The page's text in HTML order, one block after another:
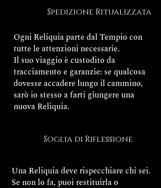
Spedizione Ritualizzata
Ogni Reliquia parte dal Tempio con
tutte le attenzioni necessarie.
Il suo viaggio è custodito da
tracciamento e garanzie: se qualcosa
dovesse accadere lungo il cammino,
sarò io stesso a farti giungere una
nuova Reliquia.
Soglia di Riflessione
Una Reliquia deve rispecchiare chi sei.
Se non lo fa, puoi restituirla o